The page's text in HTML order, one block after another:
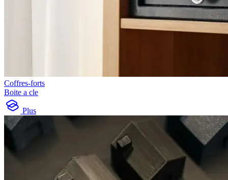
Coffres-forts
Boite a cle
Plus